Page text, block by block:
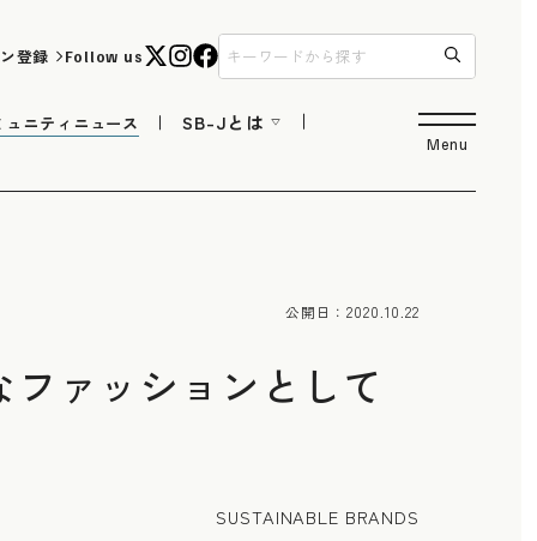
登録 Follow us
ュニティニュース SB-Jとは
Menu
公開日：2020.10.22
ァッションとして
SUSTAINABLE BRANDS